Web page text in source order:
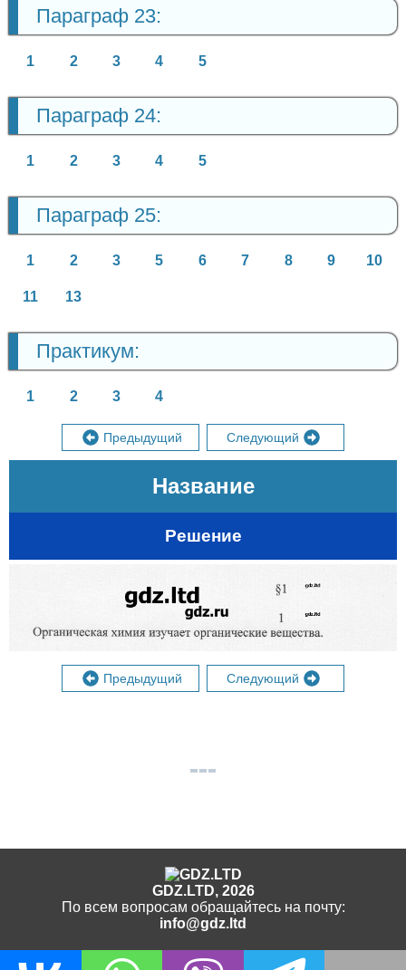
Параграф 23:
1 2 3 4 5
Параграф 24:
1 2 3 4 5
Параграф 25:
1 2 3 5 6 7 8 9 10
11 13
Практикум:
1 2 3 4
Предыдущий Следующий
Название
Решение
Предыдущий Следующий
GDZ.LTD, 2026
По всем вопросам обращайтесь на почту:
info@gdz.ltd